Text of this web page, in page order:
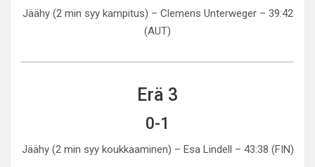
Jäähy (2 min syy kampitus) – Clemens Unterweger – 39:42
(AUT)
Erä 3
0-1
Jäähy (2 min syy koukkaaminen) – Esa Lindell – 43:38 (FIN)